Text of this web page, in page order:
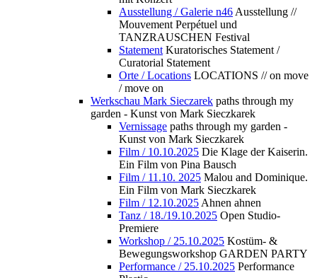
Ausstellung / Galerie n46 Ausstellung //
Mouvement Perpétuel und
TANZRAUSCHEN Festival
Statement Kuratorisches Statement /
Curatorial Statement
Orte / Locations LOCATIONS // on move
/ move on
Werkschau Mark Sieczarek paths through my
garden - Kunst von Mark Sieczkarek
Vernissage paths through my garden -
Kunst von Mark Sieczkarek
Film / 10.10.2025 Die Klage der Kaiserin.
Ein Film von Pina Bausch
Film / 11.10. 2025 Malou and Dominique.
Ein Film von Mark Sieczkarek
Film / 12.10.2025 Ahnen ahnen
Tanz / 18./19.10.2025 Open Studio-
Premiere
Workshop / 25.10.2025 Kostüm- &
Bewegungsworkshop GARDEN PARTY
Performance / 25.10.2025 Performance